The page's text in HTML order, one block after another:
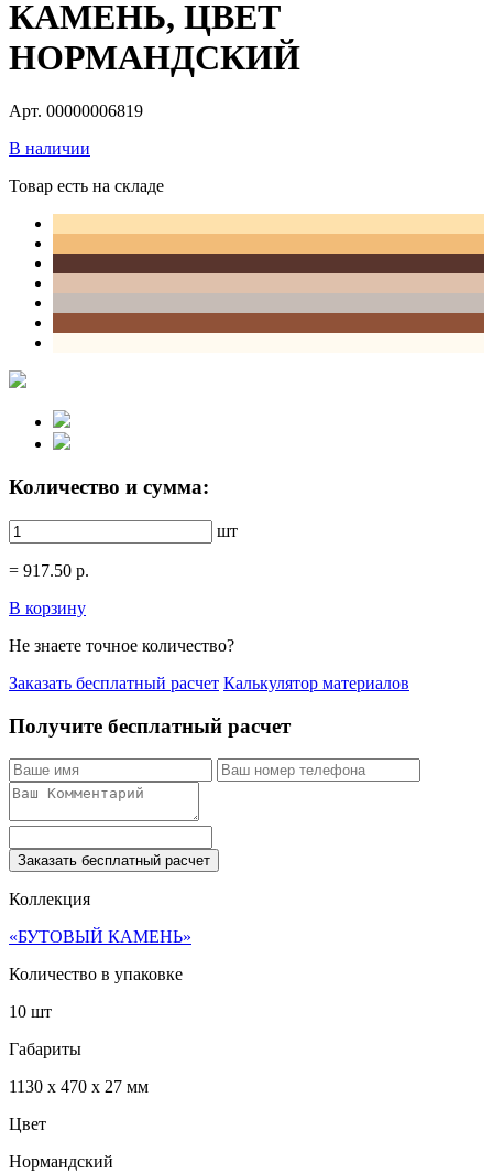
КАМЕНЬ, ЦВЕТ
НОРМАНДСКИЙ
Арт. 00000006819
В наличии
Товар есть на складе
Количество и сумма:
шт
= 917.50 р.
В корзину
Не знаете точное количество?
Заказать бесплатный расчет Калькулятор материалов
Получите бесплатный расчет
Заказать бесплатный расчет
Коллекция
«БУТОВЫЙ КАМЕНЬ»
Количество в упаковке
10 шт
Габариты
1130 x 470 x 27 мм
Цвет
Нормандский